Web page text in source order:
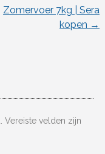
Zomervoer 7kg | Sera
kopen →
Vereiste velden zijn